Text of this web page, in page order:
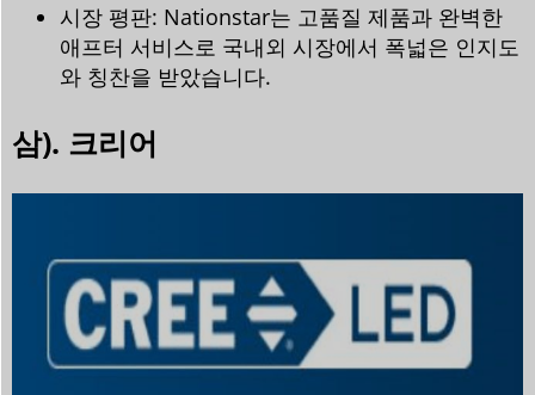
시장 평판: Nationstar는 고품질 제품과 완벽한
애프터 서비스로 국내외 시장에서 폭넓은 인지도
와 칭찬을 받았습니다.
삼). 크리어